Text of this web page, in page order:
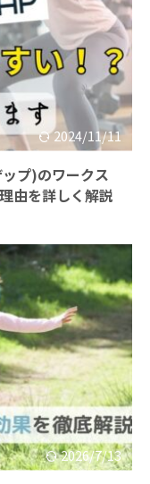
2024/11/11
プ)のワークス
由を詳しく解説
2026/7/13